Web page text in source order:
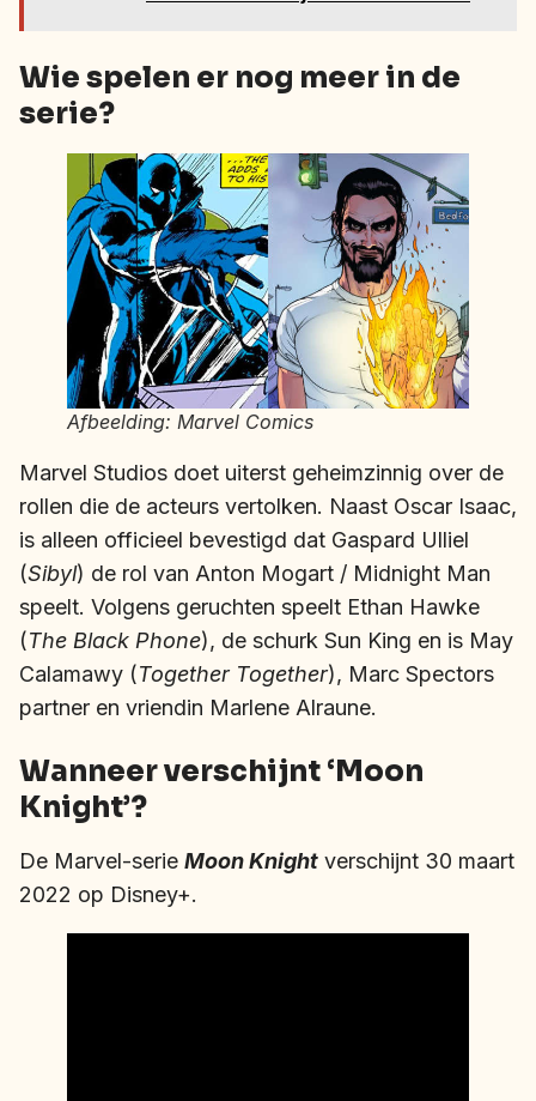
Wie spelen er nog meer in de
serie?
Afbeelding: Marvel Comics
Marvel Studios doet uiterst geheimzinnig over de
rollen die de acteurs vertolken. Naast Oscar Isaac,
is alleen officieel bevestigd dat Gaspard Ulliel
(Sibyl) de rol van Anton Mogart / Midnight Man
speelt. Volgens geruchten speelt Ethan Hawke
(The Black Phone), de schurk Sun King en is May
Calamawy (Together Together), Marc Spectors
partner en vriendin Marlene Alraune.
Wanneer verschijnt ‘Moon
Knight’?
De Marvel-serie Moon Knight verschijnt 30 maart
2022 op Disney+.